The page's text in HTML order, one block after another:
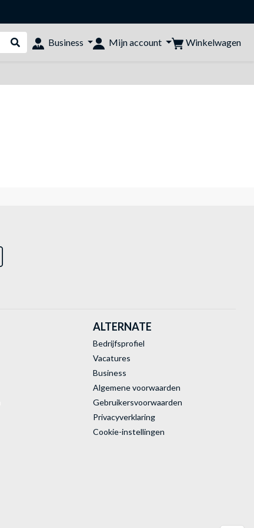
Webshop doorzoeken
Business Mijn account Winkelwagen
ALTERNATE
Bedrijfsprofiel
Vacatures
Business
Algemene voorwaarden
Gebruikersvoorwaarden
Privacyverklaring
Cookie-instellingen